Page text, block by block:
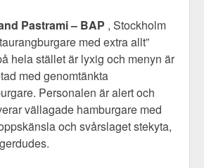
Pastrami – BAP , Stockholm
med extra allt”
hela stället är lyxig och menyn är
med genomtänkta
Personalen är alert och
vällagade hamburgare med
och svårslaget stekyta,